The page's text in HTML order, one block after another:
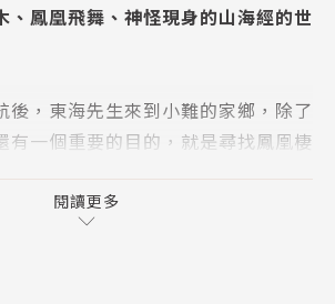
、鳳凰飛舞、神怪現身的山海經的世
後，東海先生來到小難的家鄉，除了
有一個重要的目的，就是尋找鳳凰棲
的東海先生雖暫時不再浪跡四方，但
閱讀更多